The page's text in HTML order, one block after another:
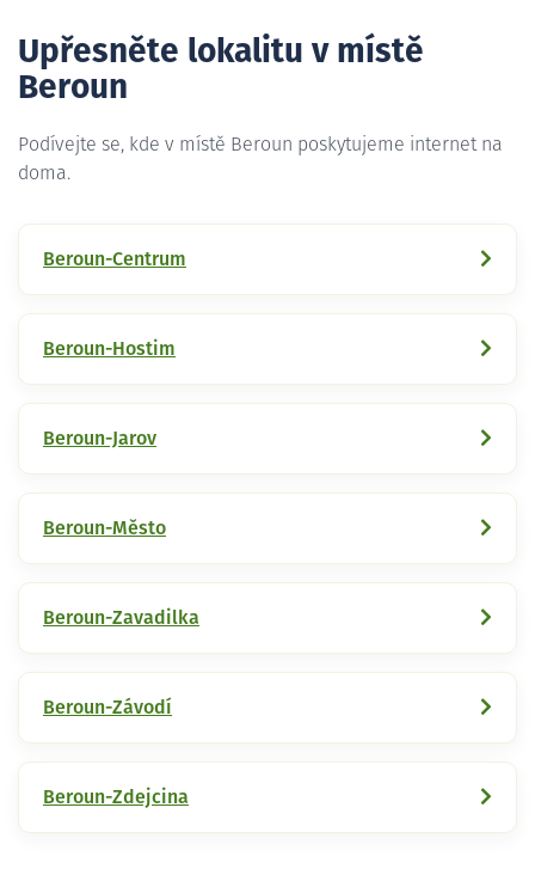
Upřesněte lokalitu v místě
Beroun
Podívejte se, kde v místě Beroun poskytujeme internet na
doma.
Beroun-Centrum
Beroun-Hostim
Beroun-Jarov
Beroun-Město
Beroun-Zavadilka
Beroun-Závodí
Beroun-Zdejcina